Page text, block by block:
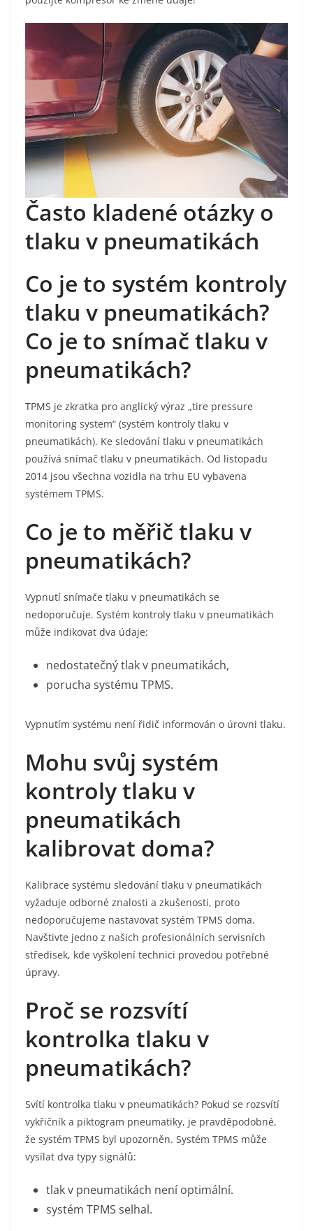
Často kladené otázky o
tlaku v pneumatikách
Co je to systém kontroly
tlaku v pneumatikách?
Co je to snímač tlaku v
pneumatikách?
TPMS je zkratka pro anglický výraz „tire pressure
monitoring system“ (systém kontroly tlaku v
pneumatikách). Ke sledování tlaku v pneumatikách
používá snímač tlaku v pneumatikách. Od listopadu
2014 jsou všechna vozidla na trhu EU vybavena
systémem TPMS.
Co je to měřič tlaku v
pneumatikách?
Vypnutí snímače tlaku v pneumatikách se
nedoporučuje. Systém kontroly tlaku v pneumatikách
může indikovat dva údaje:
nedostatečný tlak v pneumatikách,
porucha systému TPMS.
Vypnutím systému není řidič informován o úrovni tlaku.
Mohu svůj systém
kontroly tlaku v
pneumatikách
kalibrovat doma?
Kalibrace systému sledování tlaku v pneumatikách
vyžaduje odborné znalosti a zkušenosti, proto
nedoporučujeme nastavovat systém TPMS doma.
Navštivte jedno z našich profesionálních servisních
středisek, kde vyškolení technici provedou potřebné
úpravy.
Proč se rozsvítí
kontrolka tlaku v
pneumatikách?
Svítí kontrolka tlaku v pneumatikách? Pokud se rozsvítí
vykřičník a piktogram pneumatiky, je pravděpodobné,
že systém TPMS byl upozorněn. Systém TPMS může
vysílat dva typy signálů:
tlak v pneumatikách není optimální.
systém TPMS selhal.